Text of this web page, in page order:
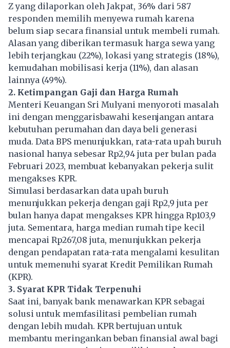
Z yang dilaporkan oleh Jakpat, 36% dari 587
responden memilih menyewa rumah karena
belum siap secara finansial untuk membeli rumah.
Alasan yang diberikan termasuk harga sewa yang
lebih terjangkau (22%), lokasi yang strategis (18%),
kemudahan mobilisasi kerja (11%), dan alasan
lainnya (49%).
2. Ketimpangan Gaji dan Harga Rumah
Menteri Keuangan Sri Mulyani menyoroti masalah
ini dengan menggarisbawahi kesenjangan antara
kebutuhan perumahan dan daya beli generasi
muda. Data BPS menunjukkan, rata-rata upah buruh
nasional hanya sebesar Rp2,94 juta per bulan pada
Februari 2023, membuat kebanyakan pekerja sulit
mengakses KPR.
Simulasi berdasarkan data upah buruh
menunjukkan pekerja dengan gaji Rp2,9 juta per
bulan hanya dapat mengakses KPR hingga Rp103,9
juta. Sementara, harga median rumah tipe kecil
mencapai Rp267,08 juta, menunjukkan pekerja
dengan pendapatan rata-rata mengalami kesulitan
untuk memenuhi syarat Kredit Pemilikan Rumah
(KPR).
3. Syarat KPR Tidak Terpenuhi
Saat ini, banyak bank menawarkan KPR sebagai
solusi untuk memfasilitasi pembelian rumah
dengan lebih mudah. KPR bertujuan untuk
membantu meringankan beban finansial awal bagi